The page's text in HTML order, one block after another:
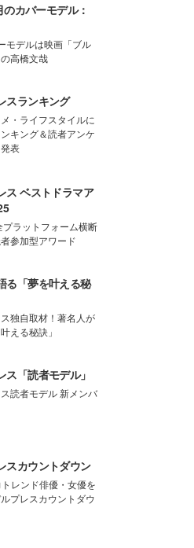
カバーモデル：
モデルは映画「ブル
高橋文哉
スランキング
・ライフスタイルに
キング＆読者アンケ
表
ス ベストドラマア
プラットフォーム横断
参加型アワード
る「夢を叶える秘
独自取材！著名人が
える秘訣」
ス「読者モデル」
読者モデル 新メンバ
スカウントダウン
レンド俳優・女優を
プレスカウントダウ